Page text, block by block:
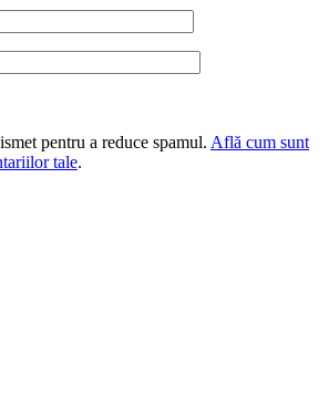
pentru a reduce spamul. Află cum sunt
tale.